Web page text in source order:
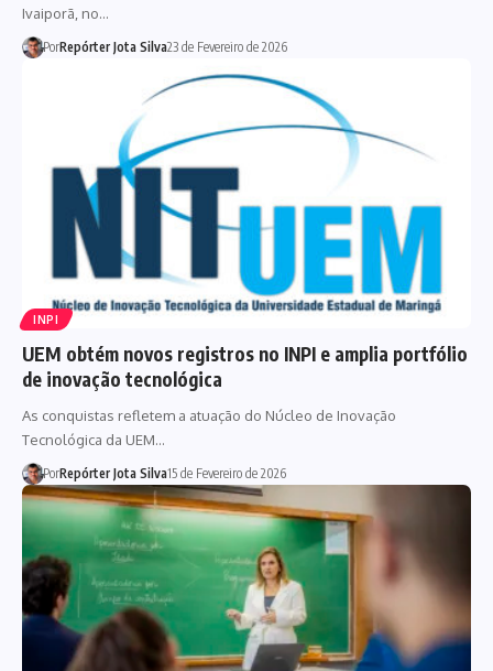
Ivaiporã, no…
PorRepórter Jota Silva23 de Fevereiro de 2026
INPI
UEM obtém novos registros no INPI e amplia portfólio
de inovação tecnológica
As conquistas refletem a atuação do Núcleo de Inovação
Tecnológica da UEM…
PorRepórter Jota Silva15 de Fevereiro de 2026